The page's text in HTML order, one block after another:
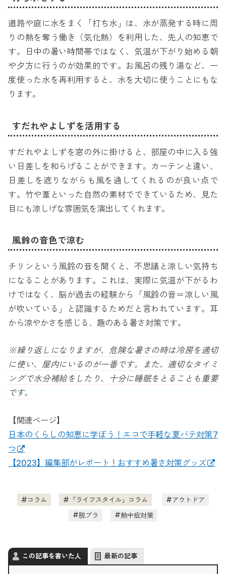
道路や庭に水をまく「打ち水」は、水が蒸発する時に周
りの熱を奪う働き（気化熱）を利用した、先人の知恵で
す。日中の暑い時間帯ではなく、気温が下がり始める朝
や夕方に行うのが効果的です。お風呂の残り湯など、一
度使った水を再利用すると、水を大切に使うことにもな
ります。
すだれやよしずを活用する
すだれやよしずを窓の外に掛けると、部屋の中に入る強
い日差しを和らげることができます。カーテンと違い、
日差しを遮りながらも風を通してくれるのが良い点で
す。竹や葦といった自然の素材でできているため、見た
目にも涼しげな雰囲気を演出してくれます。
風鈴の音色で涼む
チリンという風鈴の音を聞くと、不思議と涼しい気持ち
になることがあります。これは、実際に気温が下がるわ
けではなく、脳が過去の経験から「風鈴の音＝涼しい風
が吹いている」と認識するためだと言われています。耳
から涼やかさを感じる、趣のある暑さ対策です。
※繰り返しになりますが、危険な暑さの時は冷房を適切
に使い、屋内にいるのが一番です。また、適切なタイミ
ングで水分補給をしたり、十分に睡眠をとることも重要
です。
【関連ページ】
日本のくらしの知恵に学ぼう！エコで手軽な夏バテ対策7
つ
【2023】編集部がレポート！おすすめ暑さ対策グッズ
コラム 「ライフスタイル」コラム
アウトドア
脱プラ
熱中症対策
この記事を書いた人 最新の記事